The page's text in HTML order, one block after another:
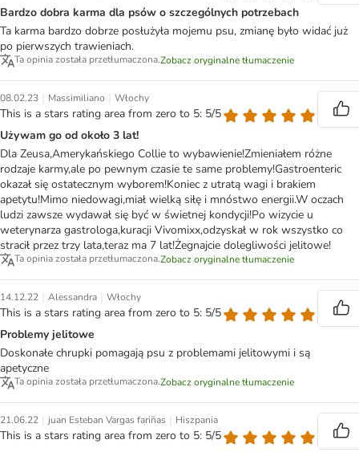
Bardzo dobra karma dla psów o szczególnych potrzebach
Ta karma bardzo dobrze posłużyła mojemu psu, zmianę było widać już
po pierwszych trawieniach.
Ta opinia została przetłumaczona.Zobacz oryginalne tłumaczenie
08.02.23 | Massimiliano | Włochy
This is a stars rating area from zero to 5: 5/5
Używam go od około 3 lat!
Dla Zeusa,Amerykańskiego Collie to wybawienie!Zmieniałem różne
rodzaje karmy,ale po pewnym czasie te same problemy!Gastroenteric
okazał się ostatecznym wyborem!Koniec z utratą wagi i brakiem
apetytu!Mimo niedowagi,miał wielką siłę i mnóstwo energii.W oczach
ludzi zawsze wydawał się być w świetnej kondycji!Po wizycie u
weterynarza gastrologa,kuracji Vivomixx,odzyskał w rok wszystko co
stracił przez trzy lata,teraz ma 7 lat!Żegnajcie dolegliwości jelitowe!
Ta opinia została przetłumaczona.Zobacz oryginalne tłumaczenie
14.12.22 | Alessandra | Włochy
This is a stars rating area from zero to 5: 5/5
Problemy jelitowe
Doskonałe chrupki pomagają psu z problemami jelitowymi i są
apetyczne
Ta opinia została przetłumaczona.Zobacz oryginalne tłumaczenie
21.06.22 | juan Esteban Vargas fariñas | Hiszpania
This is a stars rating area from zero to 5: 5/5